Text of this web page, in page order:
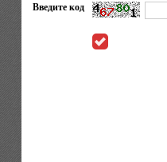
Введите код